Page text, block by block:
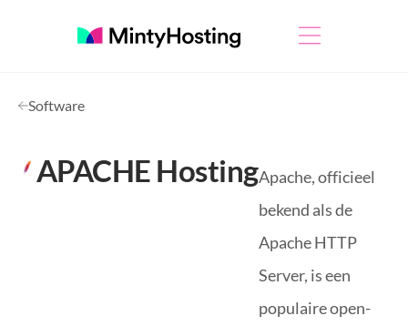
Software
APACHE HostingApache, officieel
bekend als de
Apache HTTP
Server, is een
populaire open-